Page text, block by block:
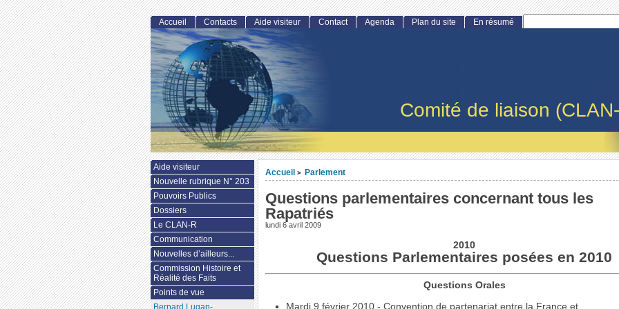
Comité de liaison
Accueil > Parlement
Questions parlementaires concernant tous les
Rapatriés
lundi 6 avril 2009
2010
Questions Parlementaires posées en 2010
Questions Orales
Mardi 9 février 2010 - Convention de partenariat entre la France et
Accueil Contacts Aide visiteur Contact Agenda Plan du site En résumé
Aide visiteur
Nouvelle rubrique N° 203
Pouvoirs Publics
Dossiers
Le CLAN-R
Communication
Nouvelles d’ailleurs...
Commission Histoire et
Réalité des Faits
Points de vue